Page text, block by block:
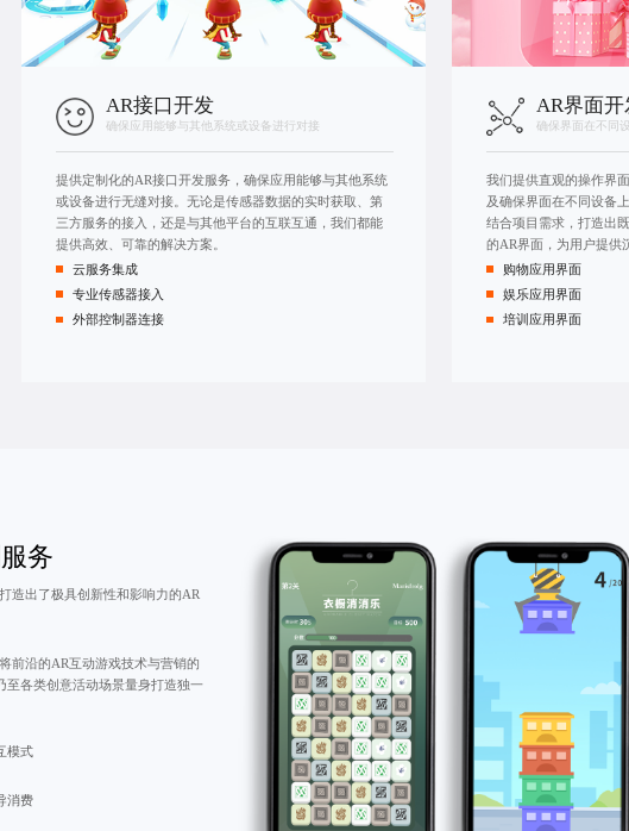
AR接口开发
确保应用能够与其他系统或设备进行对接
提供定制化的AR接口开发服务，确保应用能够与其他系统
或设备进行无缝对接。无论是传感器数据的实时获取、第
三方服务的接入，还是与其他平台的互联互通，我们都能
提供高效、可靠的解决方案。
云服务集成
专业传感器接入
外部控制器连接
AR界面开
确保界面在不同
我们提供直观的操作界
及确保界面在不同设备
结合项目需求，打造出
的AR界面，为用户提供
购物应用界面
娱乐应用界面
培训应用界面
务
造出了极具创新性和影响力的AR
前沿的AR互动游戏技术与营销的
至各类创意活动场景量身打造独一
模式
消费